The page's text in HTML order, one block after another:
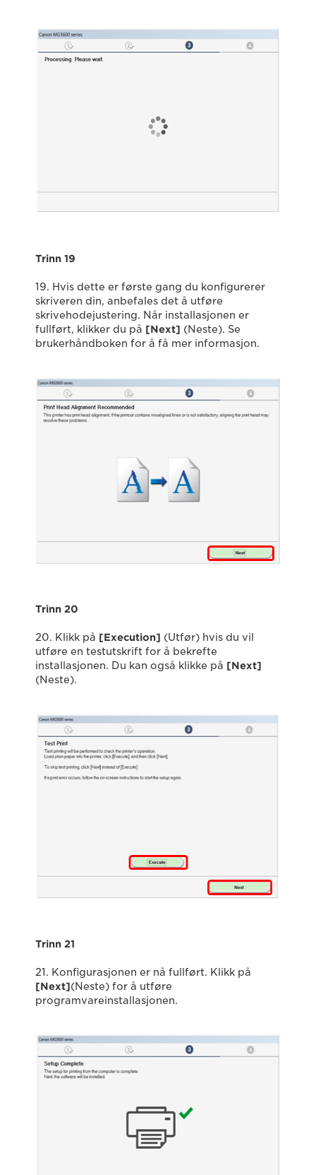
Trinn 19
19. Hvis dette er første gang du konfigurerer
skriveren din, anbefales det å utføre
skrivehodejustering. Når installasjonen er
fullført, klikker du på [Next] (Neste). Se
brukerhåndboken for å få mer informasjon.
Trinn 20
20. Klikk på [Execution] (Utfør) hvis du vil
utføre en testutskrift for å bekrefte
installasjonen. Du kan også klikke på [Next]
(Neste).
Trinn 21
21. Konfigurasjonen er nå fullført. Klikk på
[Next](Neste) for å utføre
programvareinstallasjonen.